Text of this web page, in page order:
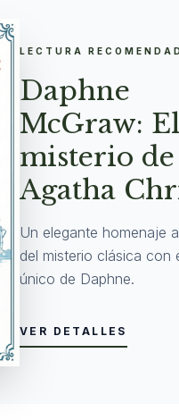
LECTURA
Daphne
McGraw: El
misterio de
Agatha
Un elegante homenaje
del misterio clásica con
único de Daphne.
VER DETALLES